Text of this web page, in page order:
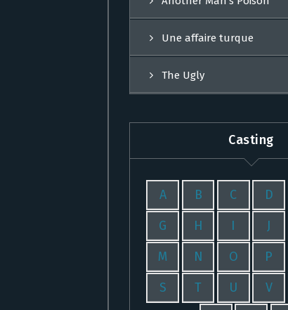
Une affaire turque
The Ugly
Casting
A B C D
G H I J
M N O P
S T U V